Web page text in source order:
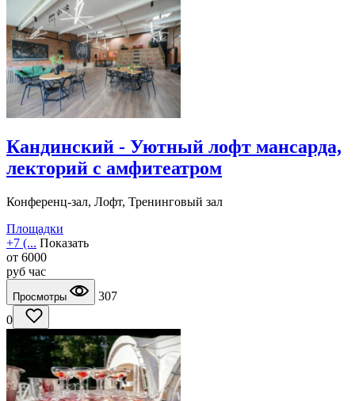
Кандинский - Уютный лофт мансарда,
лекторий с амфитеатром
Конференц-зал, Лофт, Тренинговый зал
Площадки
+7 (... Показать
от 6000
руб час
Просмотры
307
0